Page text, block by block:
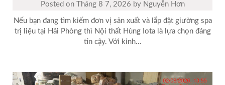
Posted on Tháng 8 7, 2026 by Nguyễn Hơn
Nếu bạn đang tìm kiếm đơn vị sản xuất và lắp đặt giường spa
trị liệu tại Hải Phòng thì Nội thất Hùng Iota là lựa chọn đáng
tin cậy. Với kinh…